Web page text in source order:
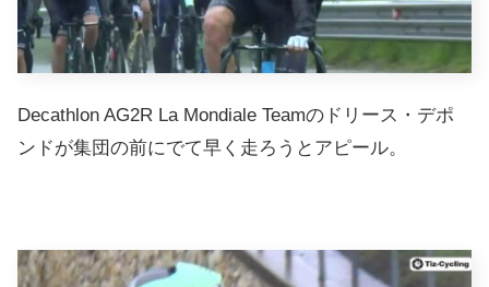
Decathlon AG2R La Mondiale Teamのドリース・デポ
ンドが集団の前にでて早く走ろうとアピール。